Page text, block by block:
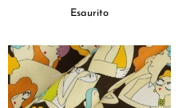
Esaurito